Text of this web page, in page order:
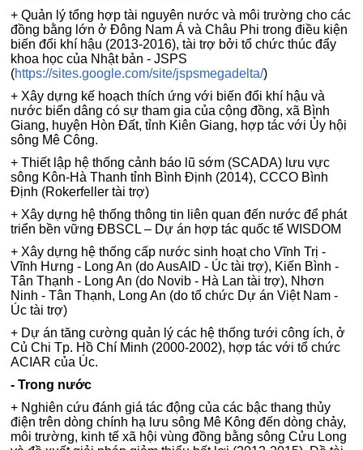
+ Quản lý tổng hợp tài nguyên nước và môi trường cho các
đồng bằng lớn ở Đông Nam Á và Châu Phi trong điều kiện
biến đổi khí hậu (2013-2016), tài trợ bởi tổ chức thúc đẩy
khoa học của Nhật bản - JSPS
(https://sites.google.com/site/jspsmegadelta/)
+ Xây dựng kế hoạch thích ứng với biến đổi khí hậu và
nước biển dâng có sự tham gia của cộng đồng, xã Bình
Giang, huyện Hòn Đất, tỉnh Kiên Giang, hợp tác với Ủy hội
sông Mê Công.
+ Thiết lập hệ thống cảnh báo lũ sớm (SCADA) lưu vực
sông Kôn-Hà Thanh tỉnh Bình Định (2014), CCCO Bình
Định (Rokerfeller tài trợ)
+ Xây dựng hệ thống thông tin liên quan đến nước để phát
triển bền vững ĐBSCL – Dự án hợp tác quốc tế WISDOM
+ Xây dựng hệ thống cấp nước sinh hoạt cho Vĩnh Trị -
Vĩnh Hưng - Long An (do AusAID - Úc tài trợ), Kiến Bình -
Tân Thạnh - Long An (do Novib - Hà Lan tài trợ), Nhơn
Ninh - Tân Thạnh, Long An (do tổ chức Dự án Việt Nam -
Úc tài trợ)
+ Dự án tăng cường quản lý các hệ thống tưới công ích, ở
Củ Chi Tp. Hồ Chí Minh (2000-2002), hợp tác với tổ chức
ACIAR của Úc.
- Trong nước
+ Nghiên cứu đánh giá tác động của các bậc thang thủy
điện trên dòng chính hạ lưu sông Mê Kông đến dòng chảy,
môi trường, kinh tế xã hội vùng đồng bằng sông Cửu Long